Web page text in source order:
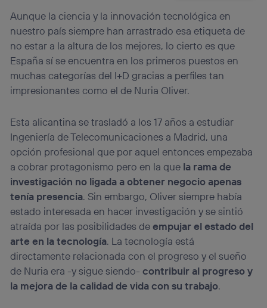
Aunque la ciencia y la innovación tecnológica en
nuestro país siempre han arrastrado esa etiqueta de
no estar a la altura de los mejores, lo cierto es que
España sí se encuentra en los primeros puestos en
muchas categorías del I+D gracias a perfiles tan
impresionantes como el de Nuria Oliver.
Esta alicantina se trasladó a los 17 años a estudiar
Ingeniería de Telecomunicaciones a Madrid, una
opción profesional que por aquel entonces empezaba
a cobrar protagonismo pero en la que la rama de
investigación no ligada a obtener negocio apenas
tenía presencia. Sin embargo, Oliver siempre había
estado interesada en hacer investigación y se sintió
atraída por las posibilidades deempujar el estado del
arte en la tecnología. La tecnología está
directamente relacionada con el progreso y el sueño
de Nuria era -y sigue siendo-contribuir al progreso y
la mejora de la calidad de vida con su trabajo.